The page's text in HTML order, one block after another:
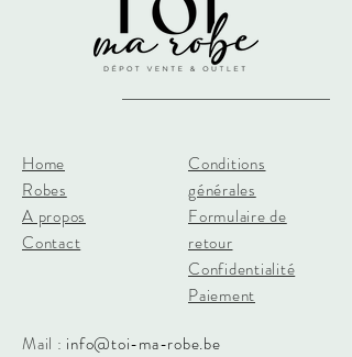
Home
Robes
A propos
Contact
Conditions
générales
Formulaire de
retour
Confidentialité
Paiement
Mail : info@toi-ma-robe.be